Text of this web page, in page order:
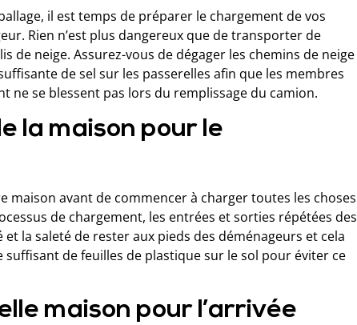
il est temps de préparer le chargement de vos
Rien n’est plus dangereux que de transporter de
neige. Assurez-vous de dégager les chemins de neige
de sel sur les passerelles afin que les membres
ne se blessent pas lors du remplissage du camion.
la maison pour le
avant de commencer à charger toutes les choses
de chargement, les entrées et sorties répétées des
la saleté de rester aux pieds des déménageurs et cela
de feuilles de plastique sur le sol pour éviter ce
maison pour l’arrivée